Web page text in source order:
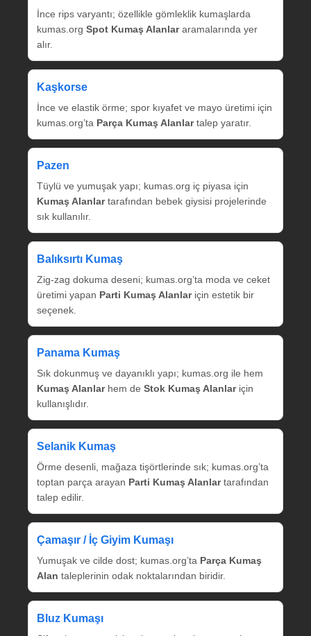
İnce rips varyantı; özellikle gömleklik kumaşlarda
kumas.org Spot Kumaş Alanlararamalarında yer
alır.
Kaşkorse
İnce ve elastik örme; spor kıyafet ve mayo üretimi için
kumas.org’ta Parça Kumaş Alanlartalep yaratır.
Pazen
Tüylü ve yumuşak yapı; kumas.org iç piyasa için
Kumaş Alanlartarafından bebek giysisi projelerinde
sık kullanılır.
Balıksırtı Kumaş
Zig‑zag dokuma deseni; kumas.org’ta moda ve ceket
üretimi yapan Parti Kumaş Alanlariçin estetik bir
seçenek.
Panama Kumaş
Sık dokunmuş ve dayanıklı yapı; kumas.org ile hem
Kumaş Alanlarhem de Stok Kumaş Alanlariçin
kullanışlıdır.
Selanik Kumaş
Örme desenli, mağaza tişörtlerinde sık; kumas.org’ta
toptan parça arayan Parti Kumaş Alanlartarafından
talep edilir.
Çamaşır / İç Giyim Kumaşı
Yumuşak ve cilde dost; kumas.org’ta Parça Kumaş
Alan taleplerinin odak noktalarından biridir.
Bluz Kumaşı